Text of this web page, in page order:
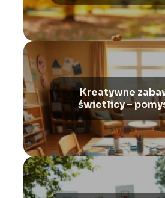
Kreatywne
świetlicy –
ciekawe